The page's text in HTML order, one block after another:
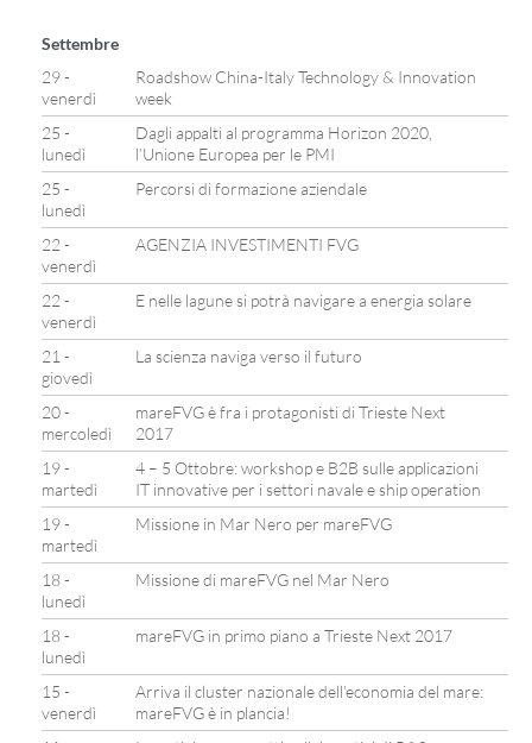
Settembre
29 -
venerdì
Roadshow China-Italy Technology & Innovation
week
25 -
lunedì
Dagli appalti al programma Horizon 2020,
l’Unione Europea per le PMI
25 -
lunedì
Percorsi di formazione aziendale
22 -
venerdì
AGENZIA INVESTIMENTI FVG
22 -
venerdì
E nelle lagune si potrà navigare a energia solare
21 -
giovedì
La scienza naviga verso il futuro
20 -
mercoledì
mareFVG è fra i protagonisti di Trieste Next
2017
19 -
martedì
4 – 5 Ottobre: workshop e B2B sulle applicazioni
IT innovative per i settori navale e ship operation
19 -
martedì
Missione in Mar Nero per mareFVG
18 -
lunedì
Missione di mareFVG nel Mar Nero
18 -
lunedì
mareFVG in primo piano a Trieste Next 2017
15 -
venerdì
Arriva il cluster nazionale dell’economia del mare:
mareFVG è in plancia!